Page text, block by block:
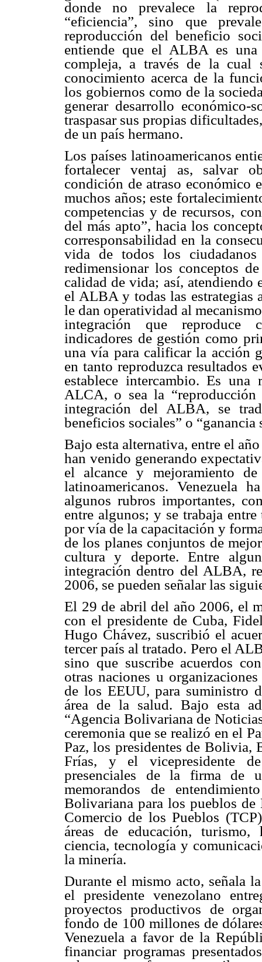
donde no prevalece la
“eficiencia”, sino que
reproducción del beneficio
entiende que el ALBA es una
compleja, a través de la cual
conocimiento acerca de la
los gobiernos como de la
generar desarrollo
traspasar sus propias
de un país hermano.
Los países latinoamericanos
fortalecer ventaj as, salvar
condición de atraso económico
muchos años; este
competencias y de recursos,
del más apto”, hacia los
corresponsabilidad en la
vida de todos los
redimensionar los conceptos
calidad de vida; así,
el ALBA y todas las estrategias
le dan operatividad al
integración que reproduce
indicadores de gestión como
una vía para calificar la acción
en tanto reproduzca resultados
establece intercambio. Es
ALCA, o sea la “reproducción
integración del ALBA, se
beneficios sociales” o
Bajo esta alternativa, entre el
han venido generando
el alcance y mejoramiento
latinoamericanos. Venezuela
algunos rubros importantes,
entre algunos; y se trabaja
por vía de la capacitación y
de los planes conjuntos de
cultura y deporte. Entre
integración dentro del ALBA,
2006, se pueden señalar las
El 29 de abril del año 2006, el
con el presidente de Cuba,
Hugo Chávez, suscribió el
tercer país al tratado. Pero el
sino que suscribe acuerdos
otras naciones u
de los EEUU, para suministro
área de la salud. Bajo esta
“Agencia Bolivariana de
ceremonia que se realizó en el
Paz, los presidentes de Bolivia,
Frías, y el vicepresidente
presenciales de la firma de
memorandos de
Bolivariana para los pueblos
Comercio de los Pueblos
áreas de educación, turismo,
ciencia, tecnología y
la minería.
Durante el mismo acto, señala
el presidente venezolano
proyectos productivos de
fondo de 100 millones de
Venezuela a favor de la
financiar programas